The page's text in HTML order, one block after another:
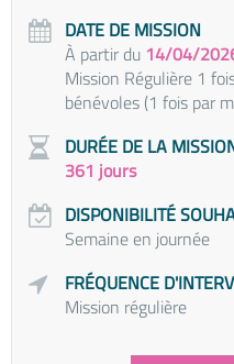
DATE DE MISSION
À partir du 14/04/
Mission Régulière 1
bénévoles (1 fois par
DURÉE DE LA
361 jours
DISPONIBILITÉ
Semaine en journée
FRÉQUENCE
Mission régulière